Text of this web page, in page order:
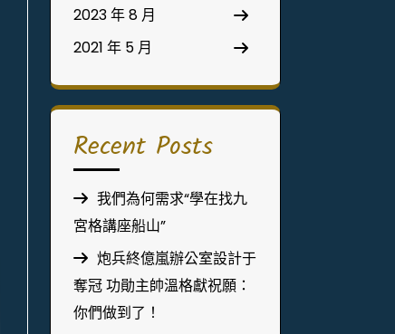
2023 年 8 月
2021 年 5 月
Recent Posts
我們為何需求“學在找九
宮格講座船山”
炮兵終億嵐辦公室設計于
奪冠 功勛主帥溫格獻祝願：
你們做到了！